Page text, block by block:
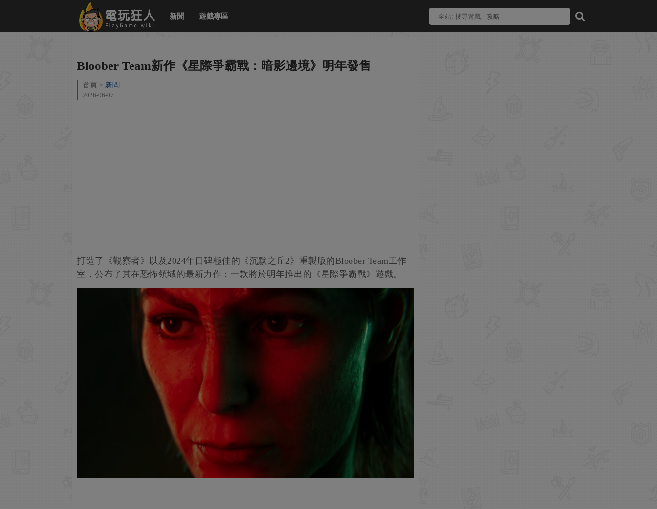
新聞 遊戲專區
Bloober Team新作《星際爭霸戰：暗影邊境》明年發售
首頁 新聞
2026-06-07
打造了《觀察者》以及2024年口碑極佳的《沉默之丘2》重製版的Bloober Team工作
室，公布了其在恐怖領域的最新力作：一款將於明年推出的《星際爭霸戰》遊戲。